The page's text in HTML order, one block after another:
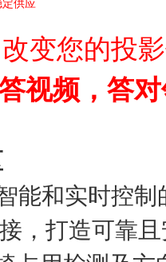
供应
变您的投
视频，答
能和实时控制
，打造可靠